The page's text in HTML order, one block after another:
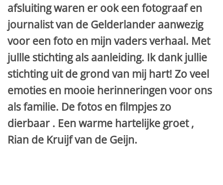
afsluiting waren er ook een fotograaf en
journalist van de Gelderlander aanwezig
voor een foto en mijn vaders verhaal. Met
jullle stichting als aanleiding. Ik dank jullie
stichting uit de grond van mij hart! Zo veel
emoties en mooie herinneringen voor ons
als familie. De fotos en filmpjes zo
dierbaar . Een warme hartelijke groet ,
Rian de Kruijf van de Geijn.